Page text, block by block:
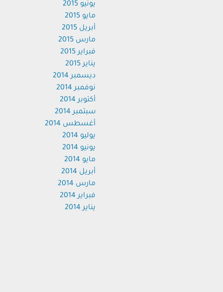
يونيو 2015
مايو 2015
أبريل 2015
مارس 2015
فبراير 2015
يناير 2015
ديسمبر 2014
نوفمبر 2014
أكتوبر 2014
سبتمبر 2014
أغسطس 2014
يوليو 2014
يونيو 2014
مايو 2014
أبريل 2014
مارس 2014
فبراير 2014
يناير 2014